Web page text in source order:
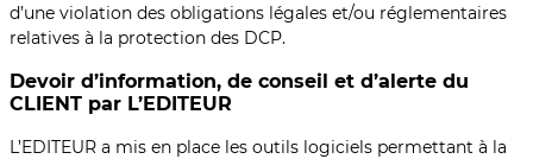
d’une violation des obligations légales et/ou réglementaires
relatives à la protection des DCP.
Devoir d’information, de conseil et d’alerte du
CLIENT par L’EDITEUR
L’EDITEUR a mis en place les outils logiciels permettant à la